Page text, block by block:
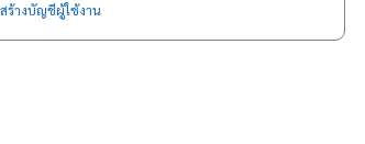
สร้างบัญชีผู้ใช้งาน